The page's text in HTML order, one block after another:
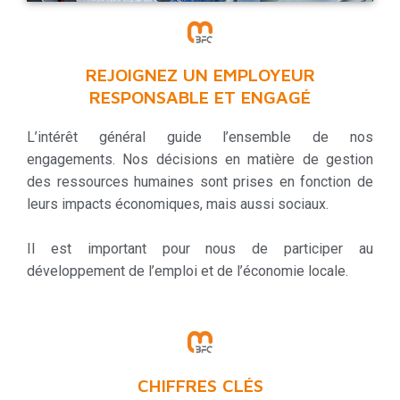
REJOIGNEZ UN EMPLOYEUR
RESPONSABLE ET ENGAGÉ
L’intérêt général guide l’ensemble de nos
engagements. Nos décisions en matière de gestion
des ressources humaines sont prises en fonction de
leurs impacts économiques, mais aussi sociaux.
Il est important pour nous de participer au
développement de l’emploi et de l’économie locale.
CHIFFRES CLÉS